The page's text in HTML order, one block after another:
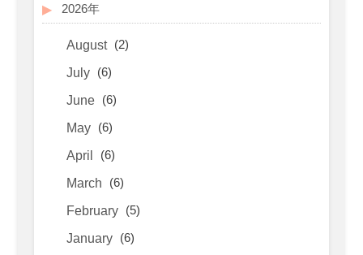
2026年
August (2)
July (6)
June (6)
May (6)
April (6)
March (6)
February (5)
January (6)